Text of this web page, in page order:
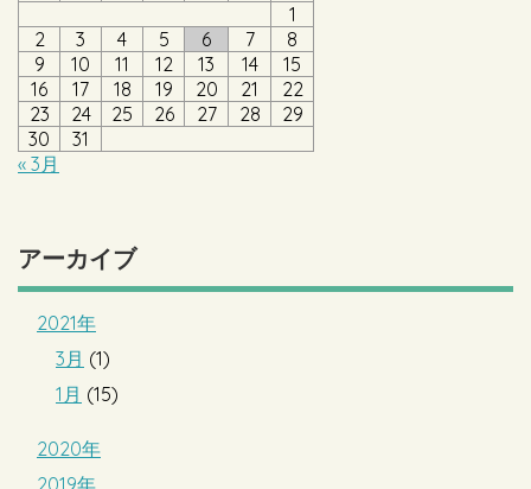
1
2
3 4 5 6 7
8
9
10 11 12 13 14
15
16
17 18 19 20 21
22
23
24 25 26 27 28
29
30
31
« 3月
アーカイブ
2021年
3月 (1)
1月 (15)
2020年
2019年